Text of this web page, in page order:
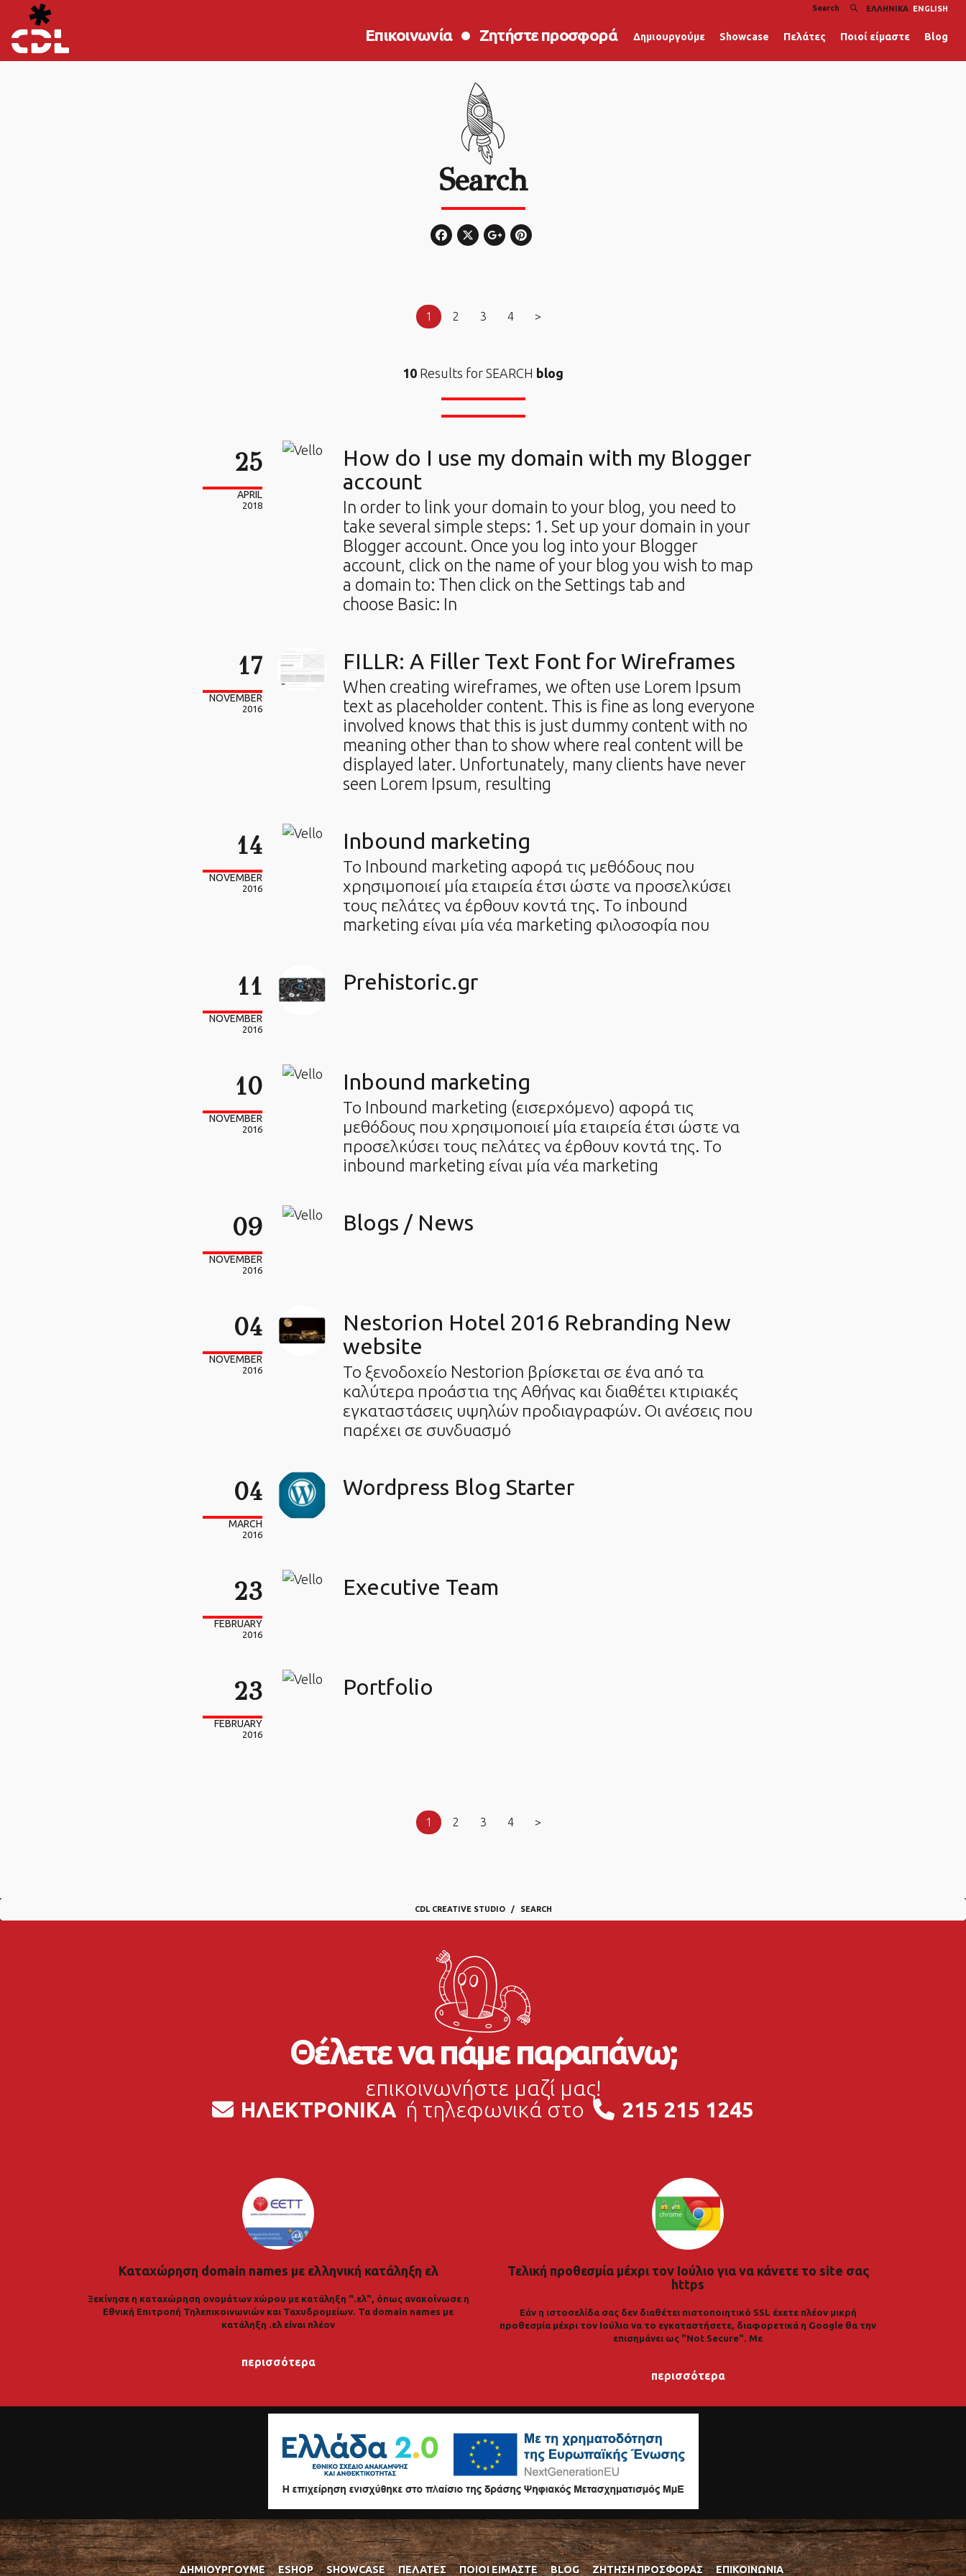
ΕΛΛΗΝΙΚΆ ENGLISH
Επικοινωνία Ζητήστε προσφορά Δημιουργούμε Showcase Πελάτες Ποιοί είμαστε Blog
Search
1 2 3 4 >
10 Results for SEARCH blog
25
APRIL
2018
How do I use my domain with my Blogger
account
In order to link your domain to your blog, you need to
take several simple steps: 1. Set up your domain in your
Blogger account. Once you log into your Blogger
account, click on the name of your blog you wish to map
a domain to: Then click on the Settings tab and
choose Basic: In
17
NOVEMBER
2016
FILLR: A Filler Text Font for Wireframes
When creating wireframes, we often use Lorem Ipsum
text as placeholder content. This is fine as long everyone
involved knows that this is just dummy content with no
meaning other than to show where real content will be
displayed later. Unfortunately, many clients have never
seen Lorem Ipsum, resulting
14
NOVEMBER
2016
Inbound marketing
Το Inbound marketing αφορά τις μεθόδους που
χρησιμοποιεί μία εταιρεία έτσι ώστε να προσελκύσει
τους πελάτες να έρθουν κοντά της. Το inbound
marketing είναι μία νέα marketing φιλοσοφία που
11
NOVEMBER
2016
Prehistoric.gr
10
NOVEMBER
2016
Inbound marketing
Το Inbound marketing (εισερχόμενο) αφορά τις
μεθόδους που χρησιμοποιεί μία εταιρεία έτσι ώστε να
προσελκύσει τους πελάτες να έρθουν κοντά της. Το
inbound marketing είναι μία νέα marketing
09
NOVEMBER
2016
Blogs / News
04
NOVEMBER
2016
Nestorion Hotel 2016 Rebranding New
website
Το ξενοδοχείο Nestorion βρίσκεται σε ένα από τα
καλύτερα προάστια της Αθήνας και διαθέτει κτιριακές
εγκαταστάσεις υψηλών προδιαγραφών. Οι ανέσεις που
παρέχει σε συνδυασμό
04
MARCH
2016
Wordpress Blog Starter
23
FEBRUARY
2016
Executive Team
23
FEBRUARY
2016
Portfolio
1 2 3 4 >
CDL CREATIVE STUDIO SEARCH
Θέλετε να πάμε παραπάνω;
επικοινωνήστε μαζί μας!
ΗΛΕΚΤΡΟΝΙΚΑ ή τηλεφωνικά στο 215 215 1245
Καταχώρηση domain names με ελληνική κατάληξη ελ
Ξεκίνησε η καταχώρηση ονομάτων χώρου με κατάληξη ".ελ", όπως ανακοίνωσε η
Εθνική Επιτροπή Τηλεπικοινωνιών και Ταχυδρομείων. Τα domain names με
κατάληξη .ελ είναι πλέον
περισσότερα
Τελική προθεσμία μέχρι τον Ιούλιο για να κάνετε το site σας
https
Εάν η ιστοσελίδα σας δεν διαθέτει πιστοποιητικό SSL έχετε πλέον μικρή
προθεσμία μέχρι τον Ιούλιο να το εγκαταστήσετε, διαφορετικά η Google θα την
επισημάνει ως "Not Secure". Με
περισσότερα
ΔΗΜΙΟΥΡΓΟΎΜΕ ESHOP SHOWCASE ΠΕΛΆΤΕΣ ΠΟΙΟΊ ΕΊΜΑΣΤΕ BLOG ΖΉΤΗΣΗ ΠΡΟΣΦΟΡΆΣ ΕΠΙΚΟΙΝΩΝΊΑ